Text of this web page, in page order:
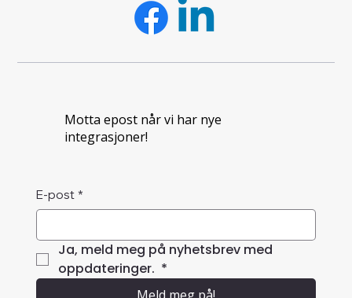
Motta epost når vi har nye
integrasjoner!
E-post *
Ja, meld meg på nyhetsbrev med
oppdateringer. *